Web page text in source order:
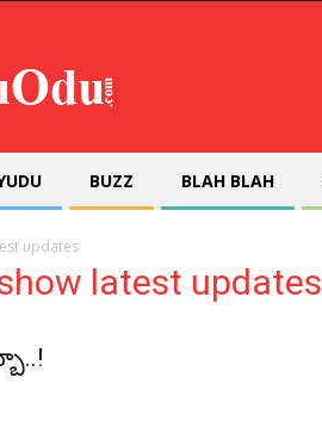
BUZZ BLAH BLAH
updates
latest updates